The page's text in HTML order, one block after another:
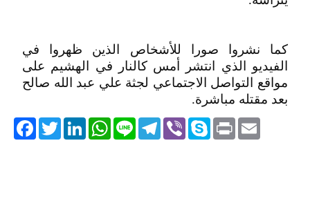
كما نشروا صورا للأشخاص الذين ظهروا في
الفيديو الذي انتشر أمس كالنار في الهشيم على
مواقع التواصل الاجتماعي لجثة علي عبد الله صالح
بعد مقتله مباشرة.
TwitterLinkedIn
WhatsApp Line
Telegram ViberSkype PrintEmail